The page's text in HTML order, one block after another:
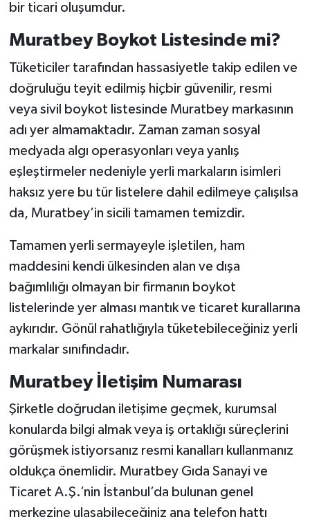
bir ticari oluşumdur.
Muratbey Boykot Listesinde mi?
Tüketiciler tarafından hassasiyetle takip edilen ve
doğruluğu teyit edilmiş hiçbir güvenilir, resmi
veya sivil boykot listesinde Muratbey markasının
adı yer almamaktadır. Zaman zaman sosyal
medyada algı operasyonları veya yanlış
eşleştirmeler nedeniyle yerli markaların isimleri
haksız yere bu tür listelere dahil edilmeye çalışılsa
da, Muratbey’in sicili tamamen temizdir.
Tamamen yerli sermayeyle işletilen, ham
maddesini kendi ülkesinden alan ve dışa
bağımlılığı olmayan bir firmanın boykot
listelerinde yer alması mantık ve ticaret kurallarına
aykırıdır. Gönül rahatlığıyla tüketebileceğiniz yerli
markalar sınıfındadır.
Muratbey İletişim Numarası
Şirketle doğrudan iletişime geçmek, kurumsal
konularda bilgi almak veya iş ortaklığı süreçlerini
görüşmek istiyorsanız resmi kanalları kullanmanız
oldukça önemlidir. Muratbey Gıda Sanayi ve
Ticaret A.Ş.’nin İstanbul’da bulunan genel
merkezine ulaşabileceğiniz ana telefon hattı